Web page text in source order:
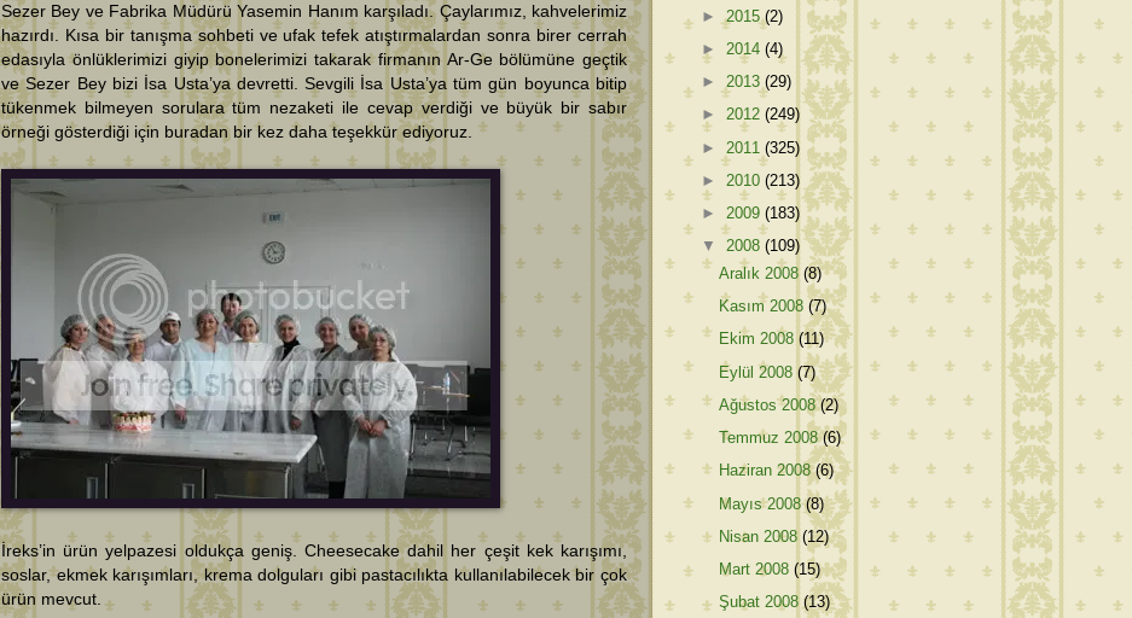
Sezer Bey ve Fabrika Müdürü Yasemin Hanım karşıladı. Çaylarımız, kahvelerimiz
hazırdı. Kısa bir tanışma sohbeti ve ufak tefek atıştırmalardan sonra birer cerrah
edasıyla önlüklerimizi giyip bonelerimizi takarak firmanın Ar-Ge bölümüne geçtik
ve Sezer Bey bizi İsa Usta’ya devretti. Sevgili İsa Usta’ya tüm gün boyunca bitip
tükenmek bilmeyen sorulara tüm nezaketi ile cevap verdiği ve büyük bir sabır
örneği gösterdiği için buradan bir kez daha teşekkür ediyoruz.
İreks’in ürün yelpazesi oldukça geniş. Cheesecake dahil her çeşit kek karışımı,
soslar, ekmek karışımları, krema dolguları gibi pastacılıkta kullanılabilecek bir çok
ürün mevcut.
►2015(2)
► 2014 (4)
► 2013 (29)
► 2012 (249)
► 2011 (325)
► 2010 (213)
► 2009 (183)
▼ 2008 (109)
Aralık 2008(8)
Kasım 2008(7)
Ekim 2008(11)
Eylül 2008(7)
Ağustos 2008(2)
Temmuz 2008(6)
Haziran 2008(6)
Mayıs 2008(8)
Nisan 2008(12)
Mart 2008(15)
Şubat 2008(13)